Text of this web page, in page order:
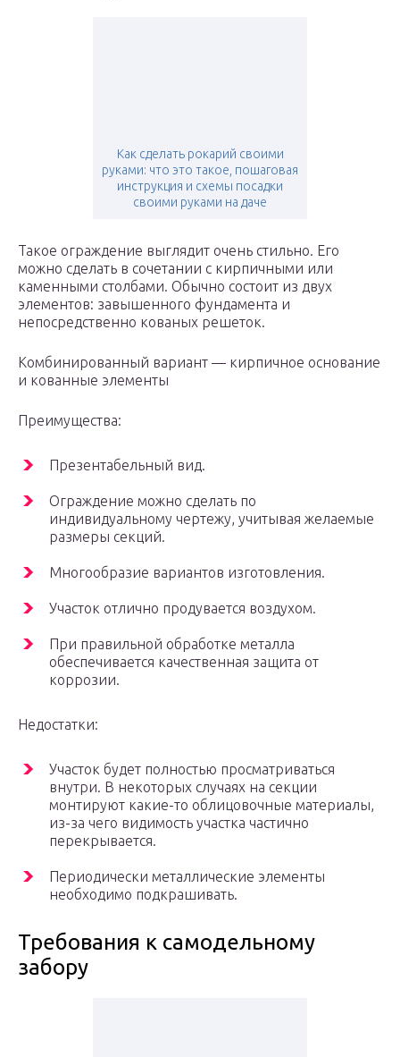
Как сделать рокарий своими
руками: что это такое, пошаговая
инструкция и схемы посадки
своими руками на даче
Такое ограждение выглядит очень стильно. Его
можно сделать в сочетании с кирпичными или
каменными столбами. Обычно состоит из двух
элементов: завышенного фундамента и
непосредственно кованых решеток.
Комбинированный вариант — кирпичное основание
и кованные элементы
Преимущества:
Презентабельный вид.
Ограждение можно сделать по
индивидуальному чертежу, учитывая желаемые
размеры секций.
Многообразие вариантов изготовления.
Участок отлично продувается воздухом.
При правильной обработке металла
обеспечивается качественная защита от
коррозии.
Недостатки:
Участок будет полностью просматриваться
внутри. В некоторых случаях на секции
монтируют какие-то облицовочные материалы,
из-за чего видимость участка частично
перекрывается.
Периодически металлические элементы
необходимо подкрашивать.
Требования к самодельному
забору